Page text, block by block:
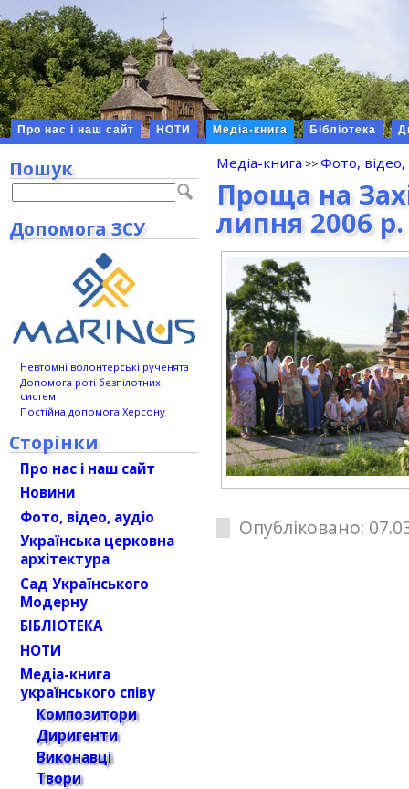
Про нас і наш сайт НОТИ Медіа-книга Бібліотека
Медіа-книга Фото,
Проща на
липня 2006 р.
Опубліковано:
Пошук
Допомога ЗСУ
Невтомні волонтерські рученята
Допомога роті безпілотних
систем
Постійна допомога Херсону
Сторінки
Про нас і наш сайт
Новини
Фото, відео, аудіо
Українська церковна
архітектура
Сад Українського
Модерну
БІБЛІОТЕКА
НОТИ
Медіа-книга
українського співу
Композитори
Диригенти
Виконавці
Твори